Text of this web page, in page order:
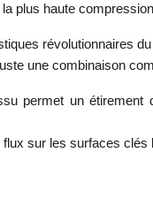
plus haute
révolutionnaires
une combinaison
permet un
sur les surfaces